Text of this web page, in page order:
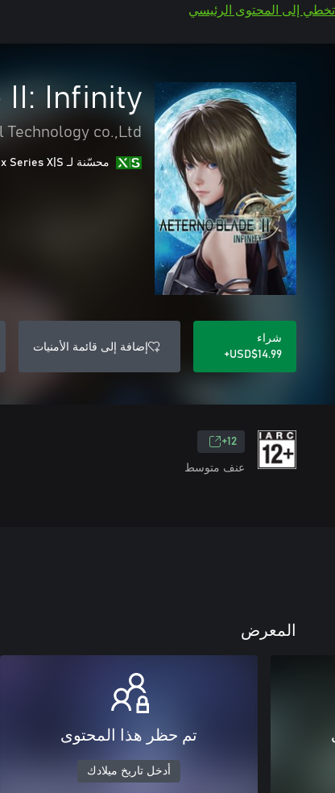
تخطي إلى المحتوى الرئيسي
II: Infinity
Technology co.,Ltd
محسّنة لـ Xbox Series X|S
شراء
USD$14.99+
إضافة إلى قائمة الأمنيات
12+
عنف متوسط
المعرض
تم حظر هذا المحتوى
أدخل تاريخ ميلادك